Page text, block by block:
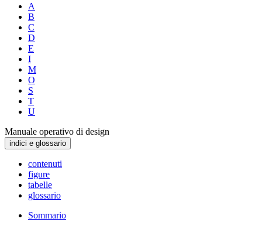
A
B
C
D
E
I
M
O
S
T
U
Manuale operativo di design
indici e glossario
contenuti
figure
tabelle
glossario
Sommario